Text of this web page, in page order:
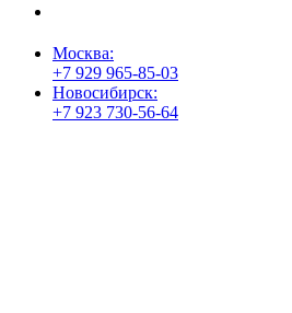
Москва:
+7 929 965-85-03
Новосибирск:
+7 923 730-56-64